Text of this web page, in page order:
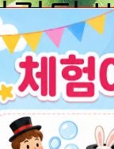
시 입금자명
하게 해주세
다를시 취
할수 있음
게 입금시
경된
캠핑장 미리보